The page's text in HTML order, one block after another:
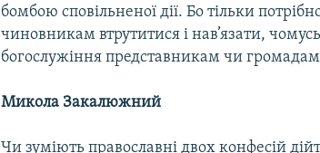
бомбою сповільненої дії. Бо тільки
чиновникам втрутитися і нав’язати,
богослужіння представникам чи
Микола Закалюжний
Чи зуміють православні двох конфесій